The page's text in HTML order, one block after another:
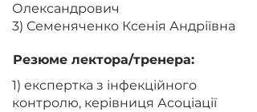
Олександрович
3) Семеняченко Ксенія Андріївна
Резюме лектора/тренера:
1) експертка з інфекційного
контролю, керівниця Асоціації